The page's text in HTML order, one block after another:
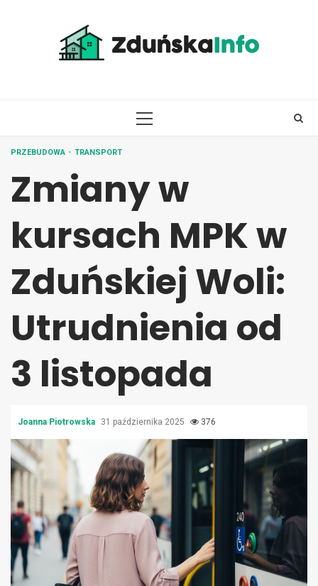
PRIMARY
PRZEBUDOWA TRANSPORT
Zmiany w
kursach MPK w
Zduńskiej Woli:
Utrudnienia od
3 listopada
Joanna Piotrowska 31 października 2025 376